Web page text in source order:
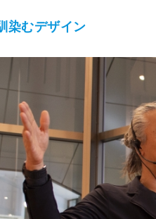
染むデザイン